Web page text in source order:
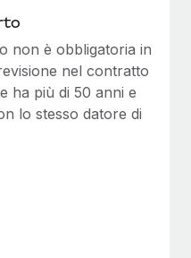
non è obbligatoria in
nel contratto
ha più di 50 anni e
lo stesso datore di